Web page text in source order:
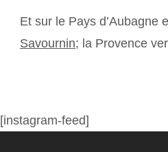
Et sur le Pays d’Aubagne
Savournin; la Provence
[instagram-feed]